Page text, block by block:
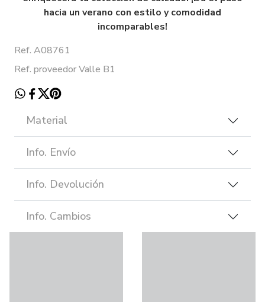
hacia un verano con estilo y comodidad
incomparables!
Ref. A08761
Ref. proveedor Valle B1
Material
Info. Envío
Info. Devolución
Info. Cambios